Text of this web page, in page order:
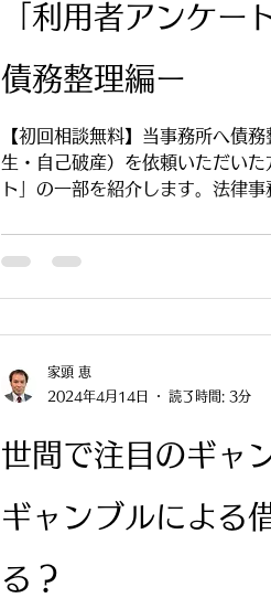
「利用者アンケー
債務整理編ー
【初回相談無料】当事務所へ債
生・自己破産）を依頼いただい
ト」の一部を紹介します。法律事
世間で注目のギャ
ギャンブルによる
る？
家頭 恵
2024年4月14日
読了時間: 3分